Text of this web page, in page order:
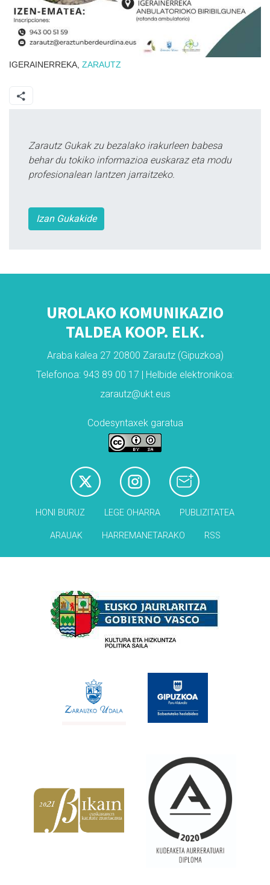
IGERAINERREKA, ZARAUTZ
Zarautz Gukak zu bezalako irakurleen babesa
behar du tokiko informazioa euskaraz eta modu
profesionalean lantzen jarraitzeko.
Izan Gukakide
UROLAKO KOMUNIKAZIO
TALDEA KOOP. ELK.
Araba kalea 27 20800 Zarautz (Gipuzkoa)
Telefonoa: 943 89 00 17 | Helbide elektronikoa:
zarautz@ukt.eus
Codesyntaxek garatua
HONI BURUZ LEGE OHARRA PUBLIZITATEA
ARAUAK HARREMANETARAKO RSS